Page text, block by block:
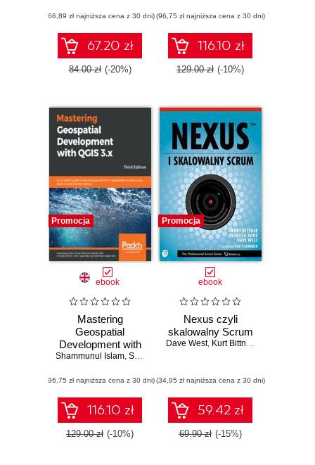
(66,89 zł najniższa cena z 30 dni)
67.20 zł
84.00 zł (-20%)
advance your
career in software
engineering
(96,75 zł najniższa cena z 30 dni)
116.10 zł
129.00 zł (-10%)
Promocja
ebook
Mastering
Geospatial
Development with
QGIS 3.x. An in-
becoming
proficient in spatial
data analysis using
QGIS 3.4 and 3.6
with Python - Third
Shammunul Islam, Simon Miles
(96,75 zł najniższa cena z 30 dni)
116.10 zł
129.00 zł (-10%)
Promocja
ebook
Nexus czyli
skalowalny Scrum
Dave West, Kurt Bittner ,
(34,95 zł najniższa cena z 30 dni)
59.42 zł
69.90 zł (-15%)